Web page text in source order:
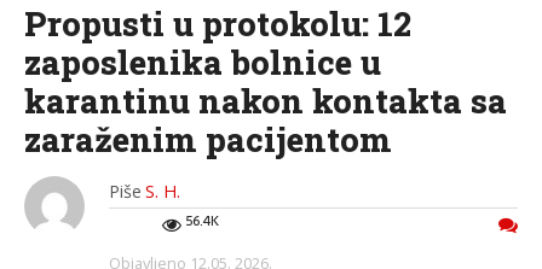
Propusti u protokolu: 12
zaposlenika bolnice u
karantinu nakon kontakta sa
zaraženim pacijentom
Piše S. H.
56.4K
Objavljeno 12.05. 2026.